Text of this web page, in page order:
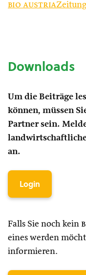
bio austria
Downloads
Um die Beiträge
können, müssen
Partner sein.
an.
Login
Falls Sie noch kein
eines werden
informieren.